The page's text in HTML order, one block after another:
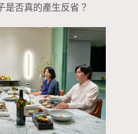
是否真的產生反省？